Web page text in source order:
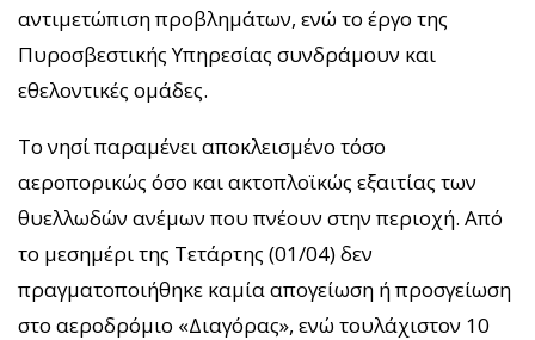
αντιμετώπιση προβλημάτων, ενώ το έργο της
Πυροσβεστικής Υπηρεσίας συνδράμουν και
εθελοντικές ομάδες.
Το νησί παραμένει αποκλεισμένο τόσο
αεροπορικώς όσο και ακτοπλοϊκώς εξαιτίας των
θυελλωδών ανέμων που πνέουν στην περιοχή. Από
το μεσημέρι της Τετάρτης (01/04) δεν
πραγματοποιήθηκε καμία απογείωση ή προσγείωση
στο αεροδρόμιο «Διαγόρας», ενώ τουλάχιστον 10